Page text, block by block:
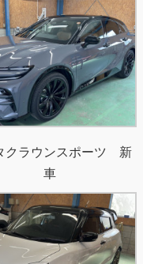
クラウンスポーツ 新
車